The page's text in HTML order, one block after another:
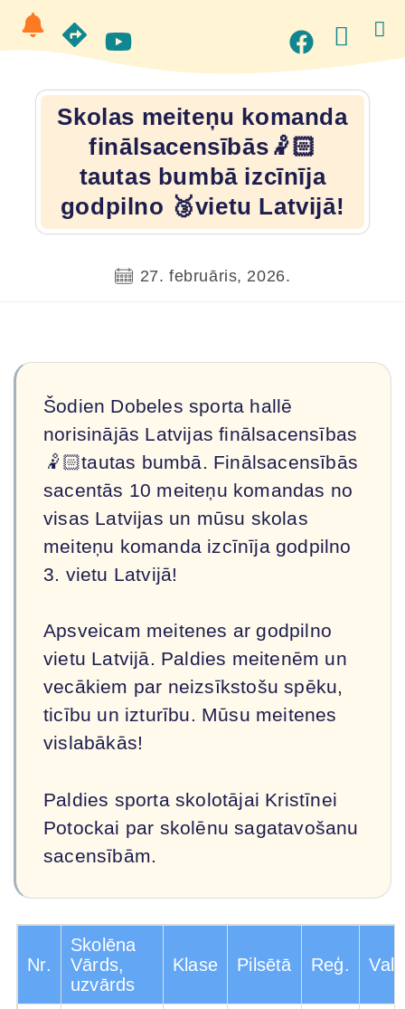
Skolas meiteņu komanda
finālsacensībās🤾🏻
tautas bumbā izcīnīja
godpilno 🥉vietu Latvijā!
27. februāris, 2026.
Šodien Dobeles sporta hallē
norisinājās Latvijas finālsacensības
🤾🏻tautas bumbā. Finālsacensībās
sacentās 10 meiteņu komandas no
visas Latvijas un mūsu skolas
meiteņu komanda izcīnīja godpilno
3. vietu Latvijā!
Apsveicam meitenes ar godpilno
vietu Latvijā. Paldies meitenēm un
vecākiem par neizsīkstošu spēku,
ticību un izturību. Mūsu meitenes
vislabākās!
Paldies sporta skolotājai Kristīnei
Potockai par skolēnu sagatavošanu
sacensībām.
Nr.
Skolēna
Vārds,
uzvārds
Klase Pilsētā Reģ.